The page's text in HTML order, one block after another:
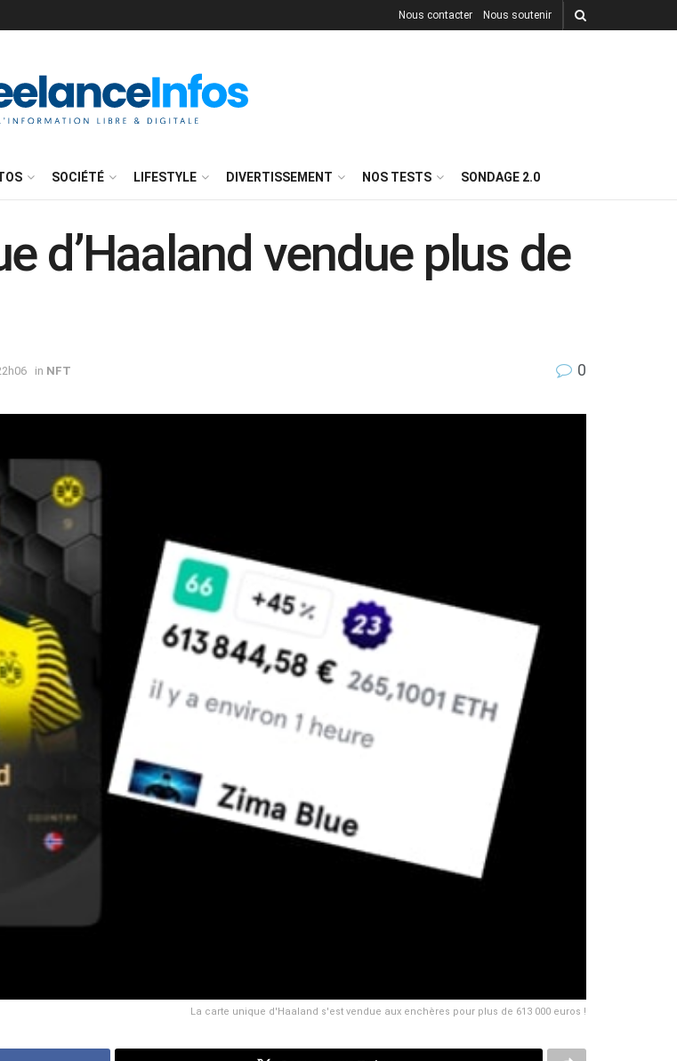
Nous contacter Nous soutenir
SOCIÉTÉ LIFESTYLE DIVERTISSEMENT NOS TESTS SONDAGE 2.0
d’Haaland vendue plus de
in NFT 0
La carte unique d'Haaland s'est vendue aux enchères pour plus de 613 000 euros !